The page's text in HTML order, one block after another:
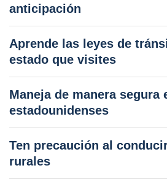
anticipación
Aprende las leyes de
estado que visites
Maneja de manera segura
estadounidenses
Ten precaución al
rurales